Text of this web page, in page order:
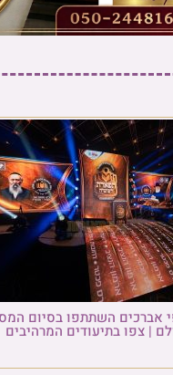
אברכים השתתפו בסיום
| צפו בתיעודים המרהיבים